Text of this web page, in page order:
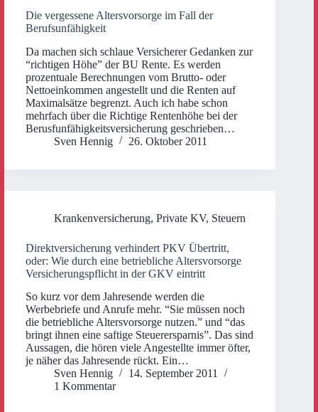
Die vergessene Altersvorsorge im Fall der
Berufsunfähigkeit
Da machen sich schlaue Versicherer Gedanken zur
“richtigen Höhe” der BU Rente. Es werden
prozentuale Berechnungen vom Brutto- oder
Nettoeinkommen angestellt und die Renten auf
Maximalsätze begrenzt. Auch ich habe schon
mehrfach über die Richtige Rentenhöhe bei der
Berusfunfähigkeitsversicherung geschrieben…
Sven Hennig
26. Oktober 2011
Krankenversicherung, Private KV, Steuern
Direktversicherung verhindert PKV Übertritt,
oder: Wie durch eine betriebliche Altersvorsorge
Versicherungspflicht in der GKV eintritt
So kurz vor dem Jahresende werden die
Werbebriefe und Anrufe mehr. “Sie müssen noch
die betriebliche Altersvorsorge nutzen.” und “das
bringt ihnen eine saftige Steuerersparnis”. Das sind
Aussagen, die hören viele Angestellte immer öfter,
je näher das Jahresende rückt. Ein…
Sven Hennig
14. September 2011
1 Kommentar